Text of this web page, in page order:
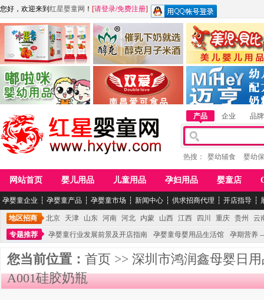
您好，欢迎来到 红星婴童网 ！ [请登录/免费注册]
江西麦嘟嘟食品有限公司
青岛嘟啦咪婴幼儿用品公司
江西醇之客月子米酒 惠州市美儿婴儿用品
湖南迈亨母婴用品有限
产品 企业 品牌
热搜： 婴幼辅食 婴幼
网站首页 婴儿用品 儿童用品 孕妇用品 婴童店
孕婴童企业 ┆ 孕婴童产品 ┆ 孕婴童市场 ┆ 新闻中心 ┆ 供求招商代理 ┆ 开店指导 ┆
地区招商 北京 天津 山东 河南 河北 内蒙 山西 江西 四川 重庆 贵州
云
专题推荐
孕婴童行业发展前景及开店指南 孕婴童母婴用品生活馆 孕期营养
您当前位置： 首页 >> 深圳市鸿润鑫母婴日
A001硅胶奶瓶